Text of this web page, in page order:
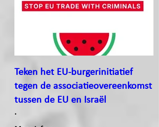
Teken het EU-burgerinitiatief
tegen de associatieovereenkomst
tussen de EU en Israël
.